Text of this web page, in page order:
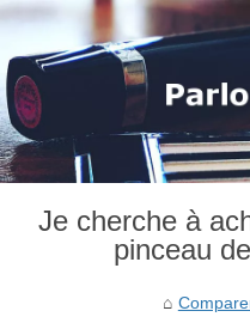
Je cherche à
pinceau